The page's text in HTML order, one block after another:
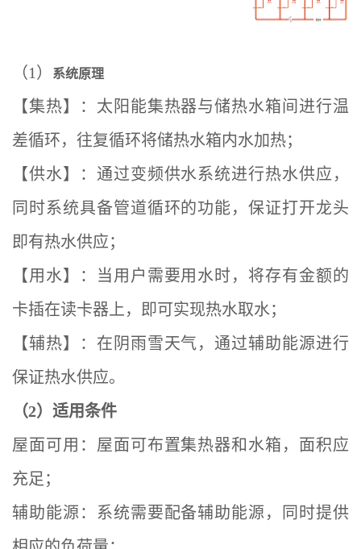
（1） 系统原理
【集热】：太阳能集热器与储热水箱间进行温
差循环，往复循环将储热水箱内水加热；
【供水】：通过变频供水系统进行热水供应，
同时系统具备管道循环的功能，保证打开龙头
即有热水供应；
【用水】：当用户需要用水时，将存有金额的
卡插在读卡器上，即可实现热水取水；
【辅热】：在阴雨雪天气，通过辅助能源进行
保证热水供应。
（2）适用条件
屋面可用：屋面可布置集热器和水箱，面积应
充足；
辅助能源：系统需要配备辅助能源，同时提供
相应的负荷量；